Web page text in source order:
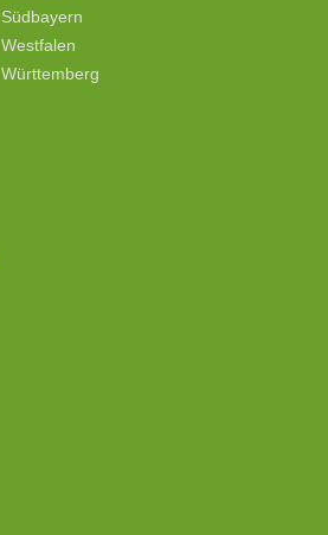
Südbayern
Westfalen
Württemberg